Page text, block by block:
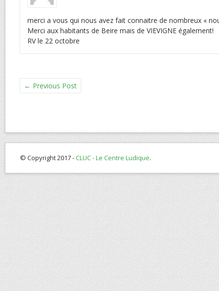
merci a vous qui nous avez fait connaitre de nombreux «
Merci aux habitants de Beire mais de VIEVIGNE également!
RV le 22 octobre
← Previous Post
© Copyright 2017 -CLUC - Le Centre Ludique.